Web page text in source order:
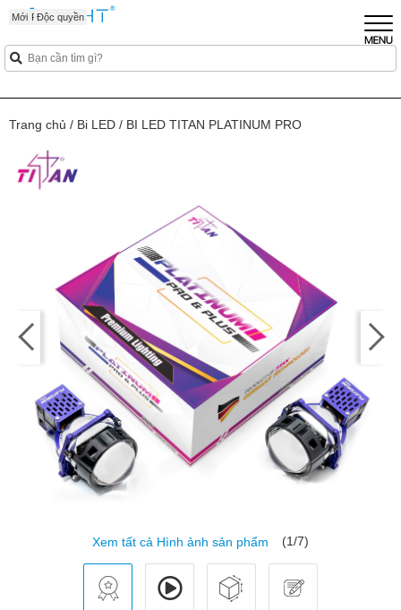
Trang chủ / Bi LED / BI LED TITAN PLATINUM PRO
Xem tất cả Hình ảnh sản phẩm (1/7)
Sắp Ra Mắt
Mới Độc quyền
Mới
Mới